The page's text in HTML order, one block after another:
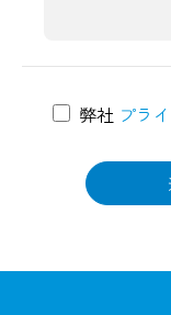
弊社 プラ